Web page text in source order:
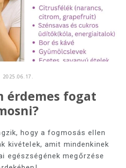
2025.06.17.
érdemes fogat
hogy a fogmosás ellen
kivételek, amit mindenkinek
egészségének megőrzése